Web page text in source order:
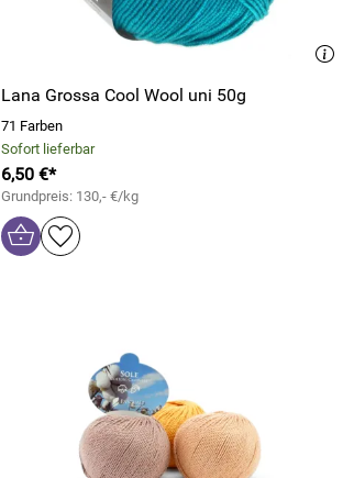
Lana Grossa Cool Wool uni 50g
71 Farben
Sofort lieferbar
6,50 €*
Grundpreis: 130,- €/kg